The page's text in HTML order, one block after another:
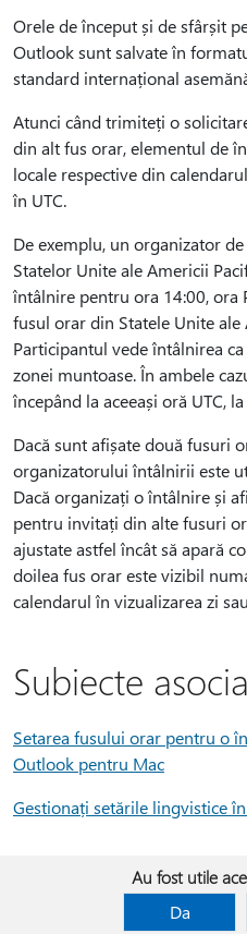
Orele de început și de sfârșit
Outlook sunt salvate în
standard internațional
Atunci când trimiteți o
din alt fus orar, elementul de
locale respective din
în UTC.
De exemplu, un organizator
Statelor Unite ale Americii
întâlnire pentru ora 14:00, ora
fusul orar din Statele Unite
Participantul vede întâlnirea
zonei muntoase. În ambele
începând la aceeași oră UTC,
Dacă sunt afișate două fusuri
organizatorului întâlnirii este
Dacă organizați o întâlnire și
pentru invitați din alte fusuri
ajustate astfel încât să apară
doilea fus orar este vizibil
calendarul în vizualizarea zi
Subiecte
Setarea fusului orar pentru o
Outlook pentru Mac
Gestionați setările lingvistice
Au fost utile
Da